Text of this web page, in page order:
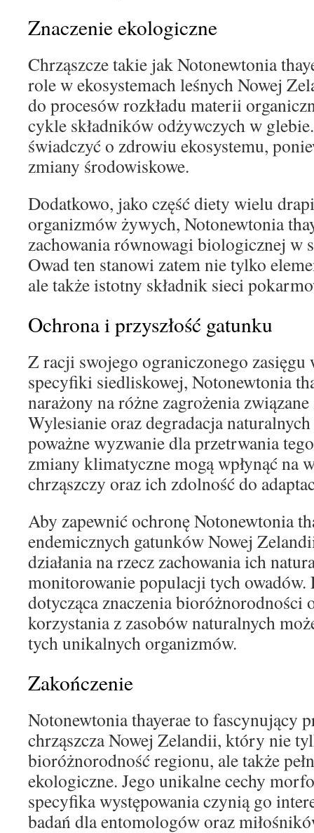
Znaczenie ekologiczne
Chrząszcze takie jak Notonewtonia
role w ekosystemach leśnych Nowej
do procesów rozkładu materii
cykle składników odżywczych w
świadczyć o zdrowiu ekosystemu,
zmiany środowiskowe.
Dodatkowo, jako część diety wielu
organizmów żywych, Notonewtonia
zachowania równowagi biologicznej w
Owad ten stanowi zatem nie tylko
ale także istotny składnik sieci
Ochrona i przyszłość gatunku
Z racji swojego ograniczonego zasięgu
specyfiki siedliskowej, Notonewtonia
narażony na różne zagrożenia
Wylesianie oraz degradacja
poważne wyzwanie dla przetrwania
zmiany klimatyczne mogą wpłynąć na
chrząszczy oraz ich zdolność do
Aby zapewnić ochronę Notonewtonia
endemicznych gatunków Nowej
działania na rzecz zachowania ich
monitorowanie populacji tych owadów.
dotycząca znaczenia bioróżnorodności
korzystania z zasobów naturalnych
tych unikalnych organizmów.
Zakończenie
Notonewtonia thayerae to fascynujący
chrząszcza Nowej Zelandii, który nie
bioróżnorodność regionu, ale także
ekologiczne. Jego unikalne cechy
specyfika występowania czynią go
badań dla entomologów oraz